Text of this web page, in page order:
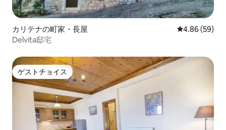
カリテナの町家・長屋 レビュー59
4.86 (59)
Delvita邸宅
ゲストチョイス
ゲストチョイス